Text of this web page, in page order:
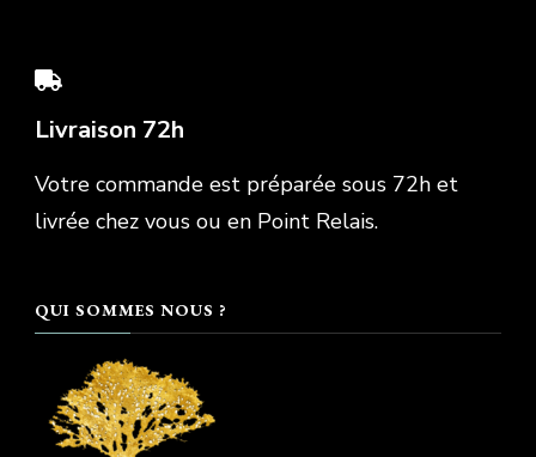
Livraison 72h
Votre commande est préparée sous 72h et
livrée chez vous ou en Point Relais.
QUI SOMMES NOUS ?